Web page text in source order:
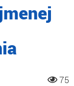
75